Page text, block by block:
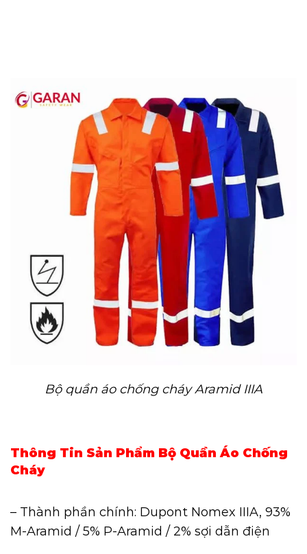
Bộ quần áo chống cháy Aramid IIIA
Thông Tin Sản Phẩm Bộ Quần Áo Chống
Cháy
– Thành phần chính: Dupont Nomex IIIA, 93%
M-Aramid / 5% P-Aramid / 2% sợi dẫn điện